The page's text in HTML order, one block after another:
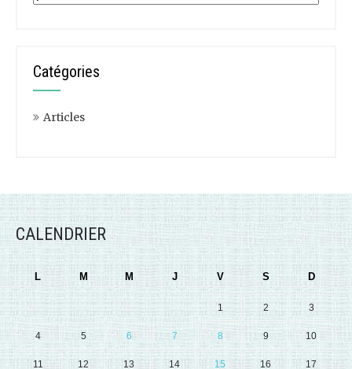
Catégories
Articles
CALENDRIER
L M M J V S D
1 2 3
4 5 6 7 8 9 10
11 12 13 14 15 16 17